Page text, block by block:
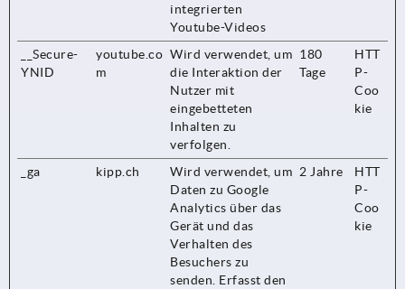
integrierten
Youtube-Videos
__Secure-
YNID
youtube.co
m
Wird verwendet, um
die Interaktion der
Nutzer mit
eingebetteten
Inhalten zu
verfolgen.
180
Tage
HTT
P-
Coo
kie
_ga kipp.ch
Wird verwendet, um
Daten zu Google
Analytics über das
Gerät und das
Verhalten des
Besuchers zu
senden. Erfasst den
2 Jahre
HTT
P-
Coo
kie